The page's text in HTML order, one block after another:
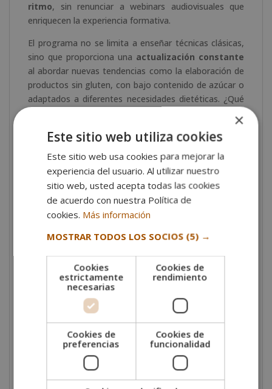
ritmo, sin renunciar a webinars audiovisuales que
enriquecen la experiencia formativa.
El programa no se limita a enseñar técnicas clásicas,
sino que proporciona una actualización constante
al abordar nuevas tendencias como la elaboración de
productos sin gluten, con bajo contenido de azúcar o
adaptados a diferentes necesidades dietéticas. ¿Qué
elaboración de productos de panadería en la Escuela
Europea Des Arts?
Salidas profesionales
Ahora bien, ¿dónde pueden trabajar los
panaderos y pasteleros ? Estos profesionales
suelen ejercer enpanaderías y pastelerías
gourmet. También los encontramos en laindustria
alimentariadesarrollando funciones de control de
calidad, producción en serie y gestión de procesos de
envasados y conservación.
Otras salidas profesionales en panadería y pastelería
incluyencadenas de restauración y hoteles
empresas de catering y en la supervisión y control
higiénico-sanitario. El conocimiento de estos
expertos, además, les permite enfocarse a la
×
Este sitio web utiliza cookies
Este sitio web usa cookies para mejorar la
experiencia del usuario. Al utilizar nuestro
sitio web, usted acepta todas las cookies
de acuerdo con nuestra Política de
cookies. Más información
MOSTRAR TODOS LOS SOCIOS (5) →
Cookies
estrictamente
necesarias
Cookies de
rendimiento
Cookies de
preferencias
Cookies de
funcionalidad